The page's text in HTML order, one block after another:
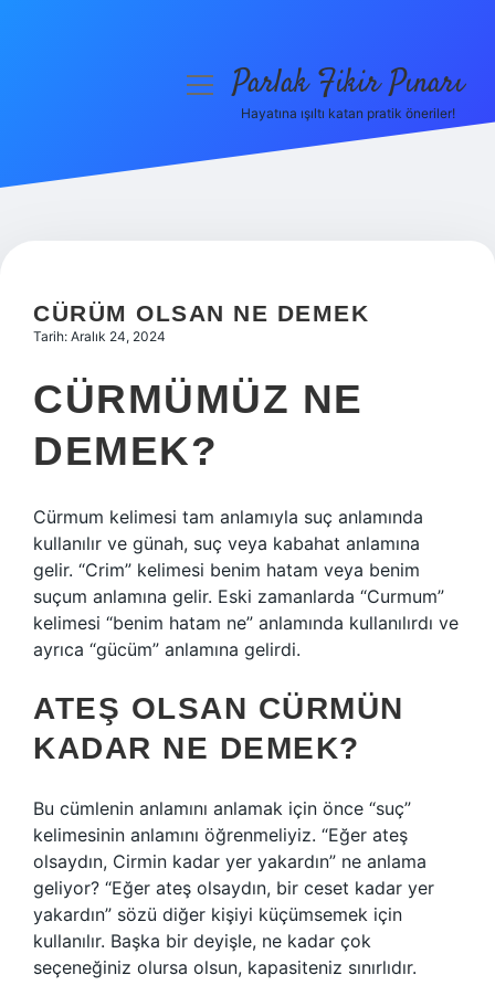
Hakkımızda
menüyüParlak Fikir Pınarı
Hayatına ışıltı katan pratik öneriler!
CÜRÜM OLSAN NE DEMEK
Tarih: Aralık 24, 2024
CÜRMÜMÜZ NE
DEMEK?
Cürmum kelimesi tam anlamıyla suç anlamında
kullanılır ve günah, suç veya kabahat anlamına
gelir. “Crim” kelimesi benim hatam veya benim
suçum anlamına gelir. Eski zamanlarda “Curmum”
kelimesi “benim hatam ne” anlamında kullanılırdı ve
ayrıca “gücüm” anlamına gelirdi.
ATEŞ OLSAN CÜRMÜN
KADAR NE DEMEK?
Bu cümlenin anlamını anlamak için önce “suç”
kelimesinin anlamını öğrenmeliyiz. “Eğer ateş
olsaydın, Cirmin kadar yer yakardın” ne anlama
geliyor? “Eğer ateş olsaydın, bir ceset kadar yer
yakardın” sözü diğer kişiyi küçümsemek için
kullanılır. Başka bir deyişle, ne kadar çok
seçeneğiniz olursa olsun, kapasiteniz sınırlıdır.